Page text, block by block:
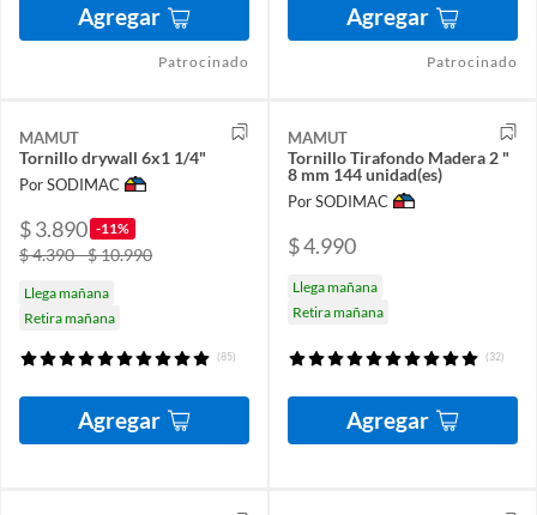
Agregar
Patrocinado
Agregar
Patrocinado
MAMUT
Tornillo drywall 6x1 1/4"
Por SODIMAC
$ 3.890 -11%
$ 4.390 - $ 10.990
Llega mañana
Retira mañana
(85)
Agregar
MAMUT
Tornillo Tirafondo Madera 2 "
8 mm 144 unidad(es)
Por SODIMAC
$ 4.990
Llega mañana
Retira mañana
(32)
Agregar